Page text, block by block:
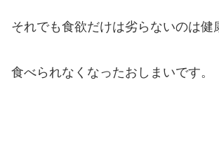
それでも食欲だけは劣らないのは健
食べられなくなったおしまいです。